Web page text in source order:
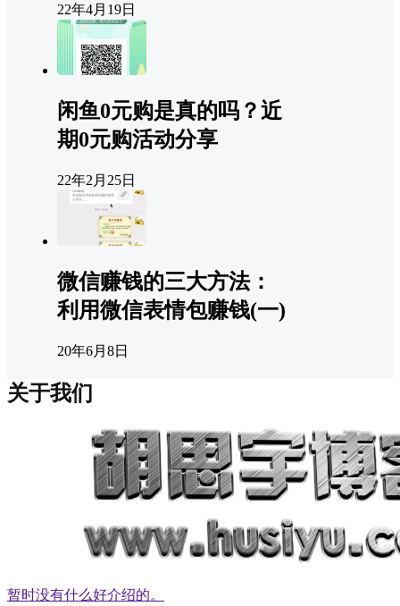
22年4月19日
闲鱼0元购是真的吗？近
期0元购活动分享
22年2月25日
微信赚钱的三大方法：
利用微信表情包赚钱(一)
20年6月8日
关于我们
暂时没有什么好介绍的。